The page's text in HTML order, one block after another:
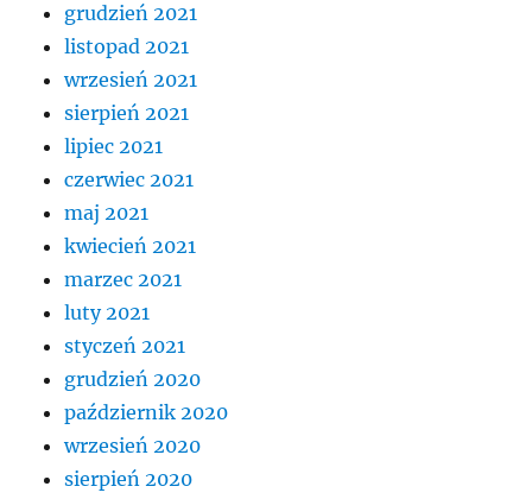
grudzień 2021
listopad 2021
wrzesień 2021
sierpień 2021
lipiec 2021
czerwiec 2021
maj 2021
kwiecień 2021
marzec 2021
luty 2021
styczeń 2021
grudzień 2020
październik 2020
wrzesień 2020
sierpień 2020